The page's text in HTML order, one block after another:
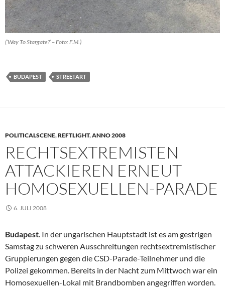
(’Way To Stargate?’ – Foto: F.M.)
BUDAPEST STREETART
POLITICALSCENE,REFTLIGHT,ANNO 2008
RECHTSEXTREMISTEN
ATTACKIEREN ERNEUT
HOMOSEXUELLEN-PARADE
6. JULI 2008
Budapest. In der ungarischen Hauptstadt ist es am gestrigen
Samstag zu schweren Ausschreitungen rechtsextremistischer
Gruppierungen gegen die CSD-Parade-Teilnehmer und die
Polizei gekommen. Bereits in der Nacht zum Mittwoch war ein
Homosexuellen-Lokal mit Brandbomben angegriffen worden.